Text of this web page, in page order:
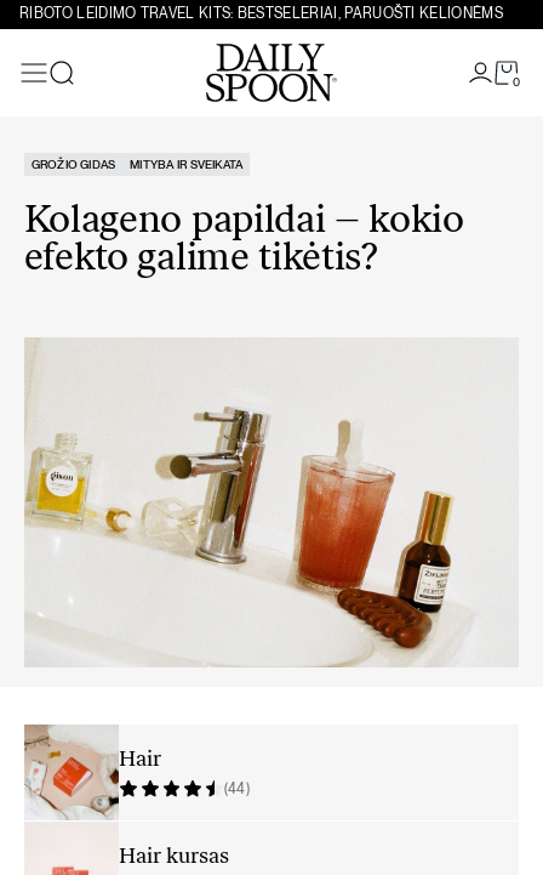
Eiti prie turinio
RIBOTO LEIDIMO TRAVEL KITS: BESTSELERIAI, PARUOŠTI KELIONĖMS
0
GROŽIO GIDAS MITYBA IR SVEIKATA
Kolageno papildai – kokio
efekto galime tikėtis?
Hair
(44)
Hair kursas